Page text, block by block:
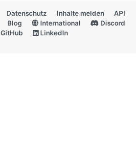
Datenschutz Inhalte melden
API
Blog International
Discord
GitHub
LinkedIn